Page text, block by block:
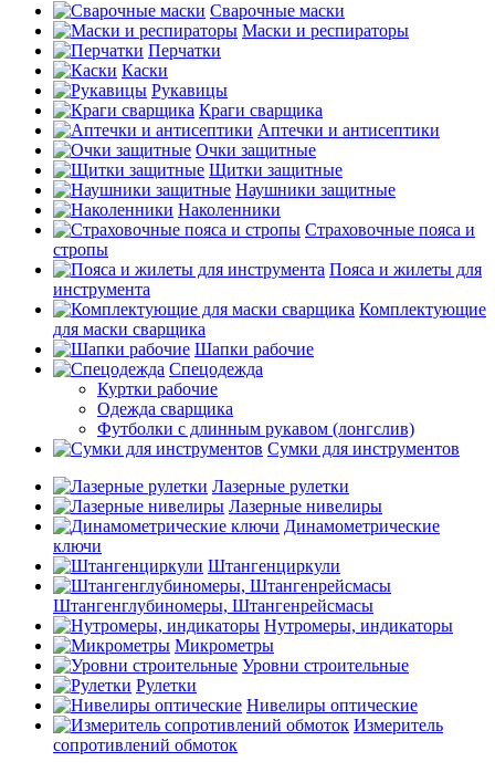
Сварочные маски
Маски и респираторы
Перчатки
Каски
Рукавицы
Краги сварщика
Аптечки и антисептики
Очки защитные
Щитки защитные
Наушники защитные
Наколенники
Страховочные пояса и
стропы
Пояса и жилеты для
инструмента
Комплектующие
для маски сварщика
Шапки рабочие
Спецодежда
Куртки рабочие
Одежда сварщика
Футболки с длинным рукавом (лонгслив)
Сумки для инструментов
Лазерные рулетки
Лазерные нивелиры
Динамометрические
ключи
Штангенциркули
Штангенглубиномеры, Штангенрейсмасы
Нутромеры, индикаторы
Микрометры
Уровни строительные
Рулетки
Нивелиры оптические
Измеритель
сопротивлений обмоток